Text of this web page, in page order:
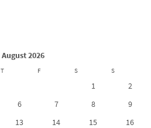
August 2026
T F S S
1
2
6 7 8
9
13 14 15
16